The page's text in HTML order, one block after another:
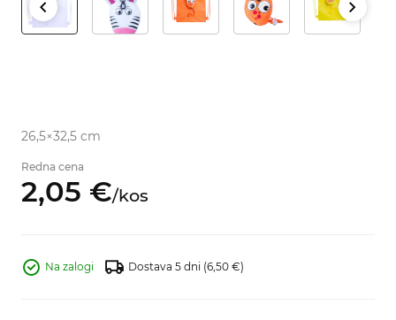
26,5×32,5 cm
Redna cena
2,05 €/kos
Na zalogi Dostava 5 dni (6,50 €)